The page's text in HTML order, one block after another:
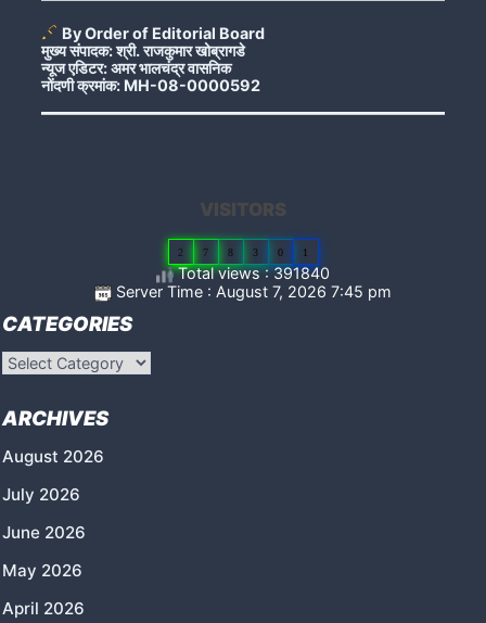
By Order of Editorial Board
मुख्य संपादक: श्री. राजकुमार खोब्रागडे
न्यूज एडिटर: अमर भालचंद्र वासनिक
नोंदणी क्रमांक: MH-08-0000592
VISITORS
2 7 8 3 0 1
Total views : 391840
Server Time : August 7, 2026 7:45 pm
CATEGORIES
Categories
ARCHIVES
August 2026
July 2026
June 2026
May 2026
April 2026